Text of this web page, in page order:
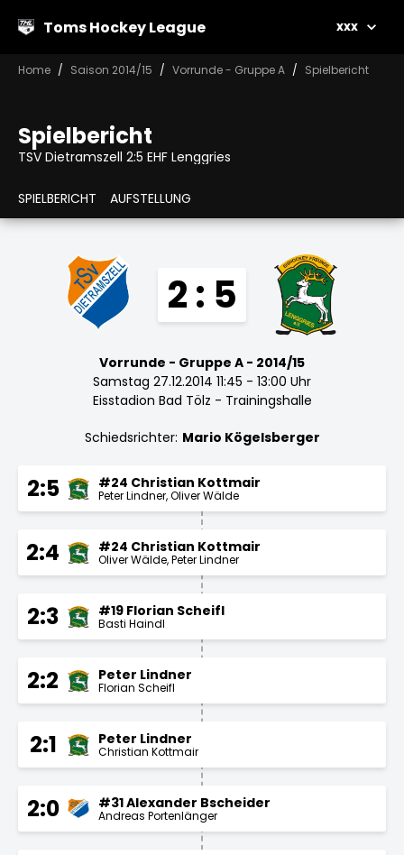
Toms Hockey League xxx
Home Saison 2014/15 Vorrunde - Gruppe A Spielbericht
Spielbericht
TSV Dietramszell 2:5 EHF Lenggries
SPIELBERICHT AUFSTELLUNG
2 : 5
Vorrunde - Gruppe A - 2014/15
Samstag 27.12.2014 11:45 - 13:00 Uhr
Eisstadion Bad Tölz - Trainingshalle
Schiedsrichter: Mario Kögelsberger
2:5 #24 Christian Kottmair
Peter Lindner Oliver Wälde
2:4 #24 Christian Kottmair
Oliver Wälde Peter Lindner
2:3 #19 Florian Scheifl
Basti Haindl
2:2 Peter Lindner
Florian Scheifl
2:1 Peter Lindner
Christian Kottmair
2:0 #31 Alexander Bscheider
Andreas Portenlänger